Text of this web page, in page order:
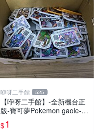
咿呀二手館 525
【咿呀二手館】-全新機台正
版-寶可夢Pokemon gaole-混
各彈寶可夢卡匣- 四星隨機
款、4星不挑款、隨機出貨
$1